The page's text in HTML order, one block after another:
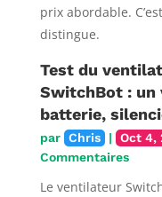
prix abordable.
distingue.
Test du
SwitchBot :
batterie,
par Chris | Oct 4,
Commentaires
Le ventilateur